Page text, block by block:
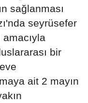
sağlanması
seyrüsefer
bir
ait 2 mayın